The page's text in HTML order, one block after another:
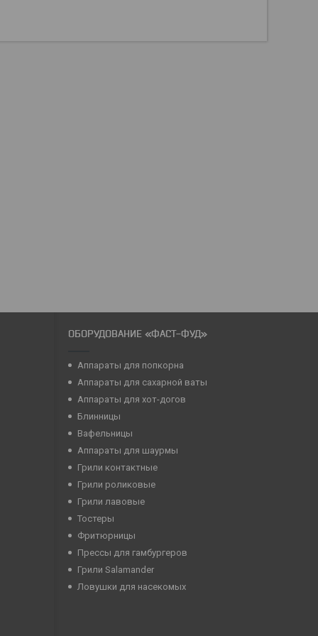
ОБОРУДОВАНИЕ «ФАСТ-ФУД»
Аппараты для попкорна
Аппараты для сахарной ваты
Аппараты для хот-догов
Блинницы
Вафельницы
Аппараты для шаурмы
Грили контактные
Грили роликовые
Грили лавовые
Тостеры
Фритюрницы
Прессы для гамбургеров
Грили Salamander
Ловушки для насекомых